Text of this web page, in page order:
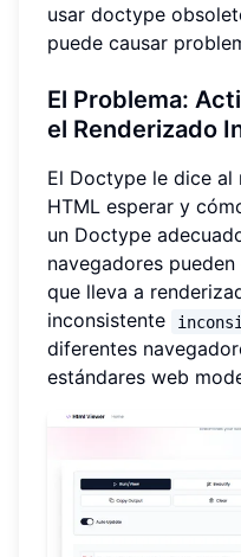
usar doctype
puede causar
El Problema:
el Renderizado
El Doctype le dice al
HTML esperar y
un Doctype
navegadores
que lleva a
inconsistente
diferentes
estándares web